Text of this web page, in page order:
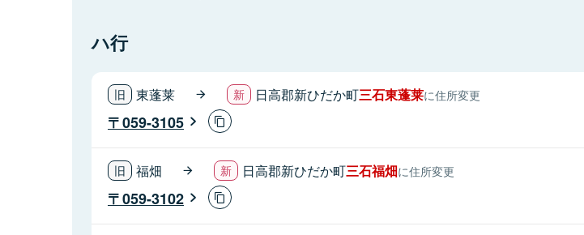
ハ行
東蓬莱 日高郡新ひだか町三石東蓬莱に住所変更
059-3105
福畑 日高郡新ひだか町三石福畑に住所変更
059-3102